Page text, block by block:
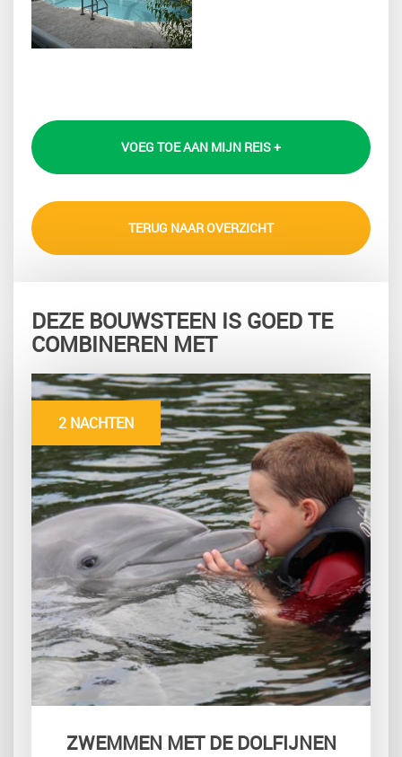
VOEG TOE AAN MIJN REIS +
TERUG NAAR OVERZICHT
DEZE BOUWSTEEN IS GOED TE
COMBINEREN MET
2 NACHTEN
ZWEMMEN MET DE DOLFIJNEN